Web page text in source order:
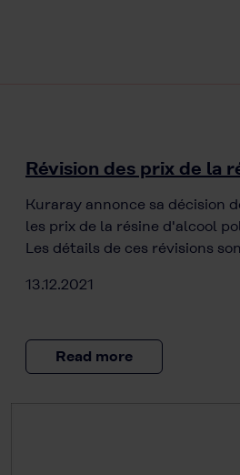
Révision des prix de la
Kuraray annonce sa décision
les prix de la résine d'alcool
Les détails de ces révisions
13.12.2021
Read more